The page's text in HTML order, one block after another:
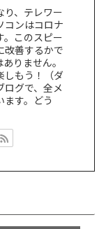
り、テレワー
コンはコロナ
。このスピー
改善するかで
りません。
しもう！（ダ
グで、全メ
す。どう
830
パンタグラ